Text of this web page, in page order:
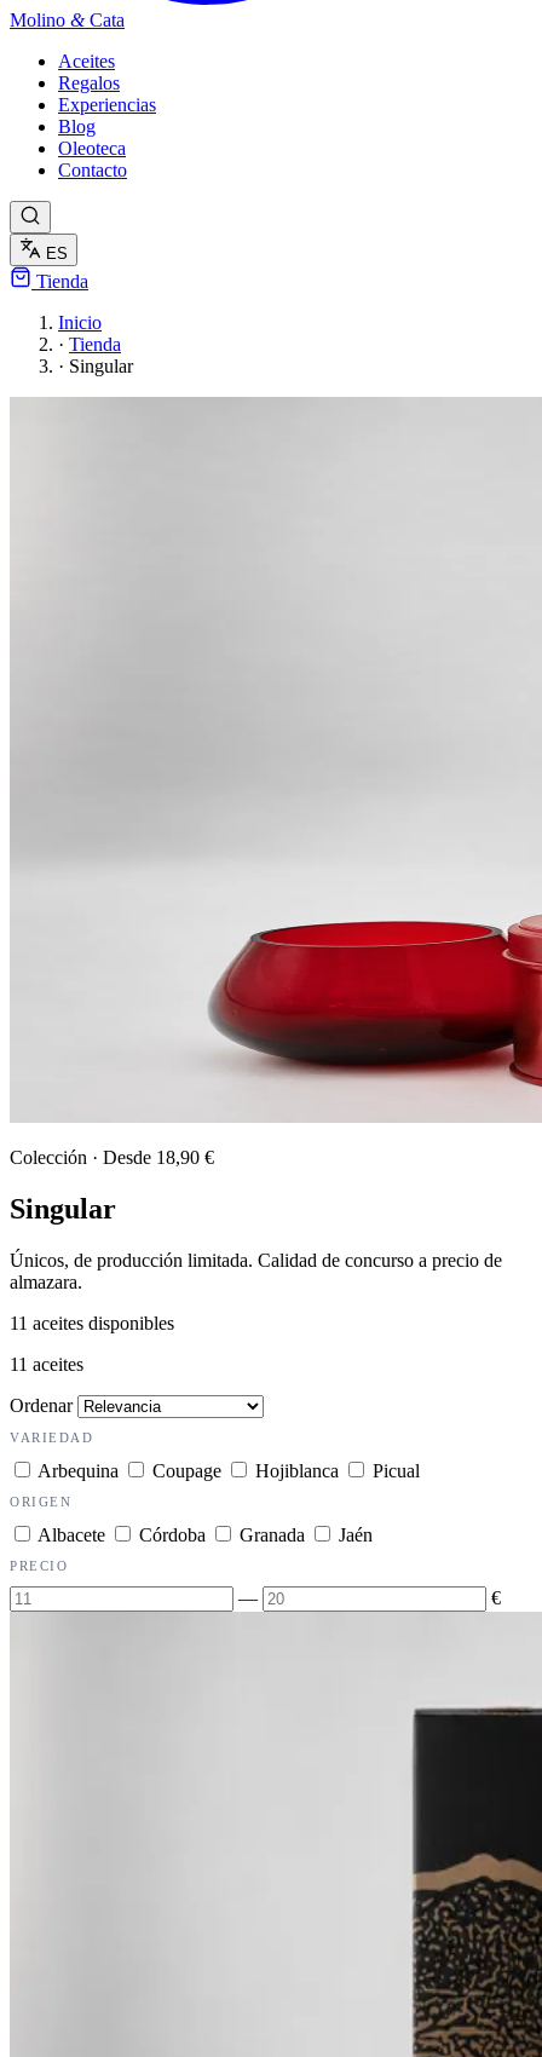
Molino &Cata
Aceites
Regalos
Experiencias
Blog
Oleoteca
Contacto
ES
Tienda
Inicio
· Tienda
· Singular
Colección · Desde 18,90 €
Singular
Únicos, de producción limitada. Calidad de concurso a precio de
almazara.
11 aceites disponibles
11 aceites
Ordenar
VARIEDAD
Arbequina Coupage Hojiblanca Picual
ORIGEN
Albacete Córdoba Granada Jaén
PRECIO
— €